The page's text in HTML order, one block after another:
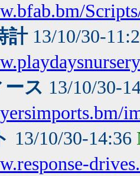
計13/10/30-
ス 13/10/30-
13/10/30-14:36